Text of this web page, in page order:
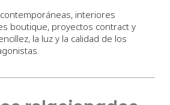
interiores
boutique, proyectos contract y
la luz y la calidad de los